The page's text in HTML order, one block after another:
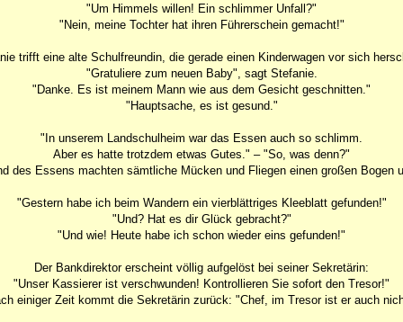
"Um Himmels willen! Ein schlimmer Unfall?"
"Nein, meine Tochter hat ihren Führerschein gemacht!"
trifft eine alte Schulfreundin, die gerade einen Kinderwagen vor sich
"Gratuliere zum neuen Baby", sagt Stefanie.
"Danke. Es ist meinem Mann wie aus dem Gesicht geschnitten."
"Hauptsache, es ist gesund."
"In unserem Landschulheim war das Essen auch so schlimm.
Aber es hatte trotzdem etwas Gutes." – "So, was denn?"
des Essens machten sämtliche Mücken und Fliegen einen großen Bogen
"Gestern habe ich beim Wandern ein vierblättriges Kleeblatt gefunden!"
"Und? Hat es dir Glück gebracht?"
"Und wie! Heute habe ich schon wieder eins gefunden!"
Der Bankdirektor erscheint völlig aufgelöst bei seiner Sekretärin:
"Unser Kassierer ist verschwunden! Kontrollieren Sie sofort den Tresor!"
einiger Zeit kommt die Sekretärin zurück: "Chef, im Tresor ist er auch